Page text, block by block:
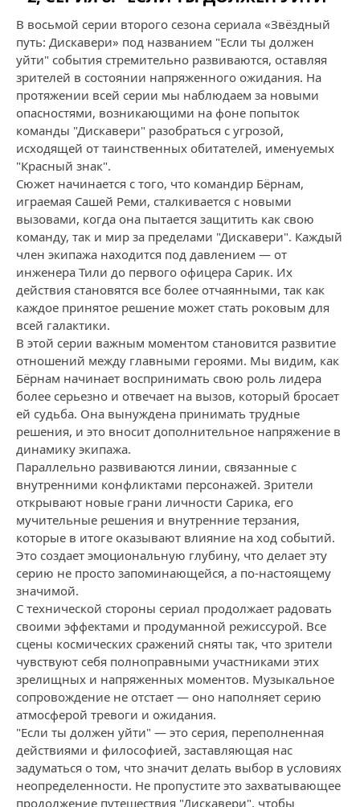
В восьмой серии второго сезона сериала «Звёздный
путь: Дискавери» под названием "Если ты должен
уйти" события стремительно развиваются, оставляя
зрителей в состоянии напряженного ожидания. На
протяжении всей серии мы наблюдаем за новыми
опасностями, возникающими на фоне попыток
команды "Дискавери" разобраться с угрозой,
исходящей от таинственных обитателей, именуемых
"Красный знак".
Сюжет начинается с того, что командир Бёрнам,
играемая Сашей Реми, сталкивается с новыми
вызовами, когда она пытается защитить как свою
команду, так и мир за пределами "Дискавери". Каждый
член экипажа находится под давлением — от
инженера Тили до первого офицера Сарик. Их
действия становятся все более отчаянными, так как
каждое принятое решение может стать роковым для
всей галактики.
В этой серии важным моментом становится развитие
отношений между главными героями. Мы видим, как
Бёрнам начинает воспринимать свою роль лидера
более серьезно и отвечает на вызов, который бросает
ей судьба. Она вынуждена принимать трудные
решения, и это вносит дополнительное напряжение в
динамику экипажа.
Параллельно развиваются линии, связанные с
внутренними конфликтами персонажей. Зрители
открывают новые грани личности Сарика, его
мучительные решения и внутренние терзания,
которые в итоге оказывают влияние на ход событий.
Это создает эмоциональную глубину, что делает эту
серию не просто запоминающейся, а по-настоящему
значимой.
С технической стороны сериал продолжает радовать
своими эффектами и продуманной режиссурой. Все
сцены космических сражений сняты так, что зрители
чувствуют себя полноправными участниками этих
зрелищных и напряженных моментов. Музыкальное
сопровождение не отстает — оно наполняет серию
атмосферой тревоги и ожидания.
"Если ты должен уйти" — это серия, переполненная
действиями и философией, заставляющая нас
задуматься о том, что значит делать выбор в условиях
неопределенности. Не пропустите это захватывающее
продолжение путешествия "Дискавери", чтобы